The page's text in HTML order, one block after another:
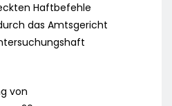
Haftbefehle
das Amtsgericht
von